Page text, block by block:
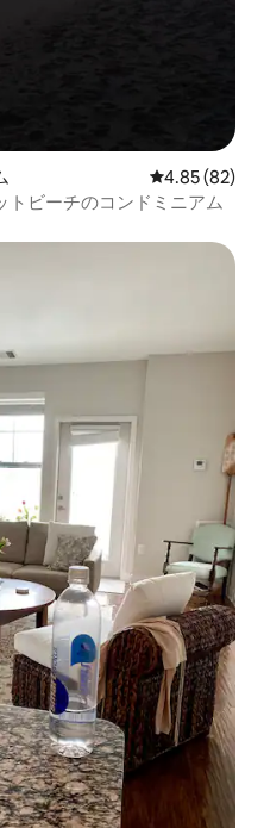
レビュー82
4.85 (82)
トビーチのコンドミニアム